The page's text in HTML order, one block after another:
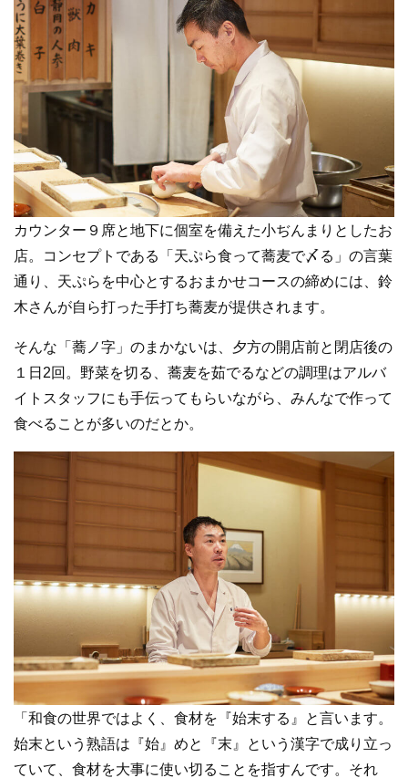
カウンター９席と地下に個室を備えた小ぢんまりとしたお
店。コンセプトである「天ぷら食って蕎麦で〆る」の言葉
通り、天ぷらを中心とするおまかせコースの締めには、鈴
木さんが自ら打った手打ち蕎麦が提供されます。
そんな「蕎ノ字」のまかないは、夕方の開店前と閉店後の
１日2回。野菜を切る、蕎麦を茹でるなどの調理はアルバ
イトスタッフにも手伝ってもらいながら、みんなで作って
食べることが多いのだとか。
「和食の世界ではよく、食材を『始末する』と言います。
始末という熟語は『始』めと『末』という漢字で成り立っ
ていて、食材を大事に使い切ることを指すんです。それ